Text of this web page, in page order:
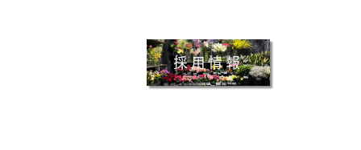
採用情報